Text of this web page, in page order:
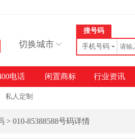
切换城市
搜号码
手机号码
私人定制
电话 闲置商标 行业资讯
> 010-85388588号码详情